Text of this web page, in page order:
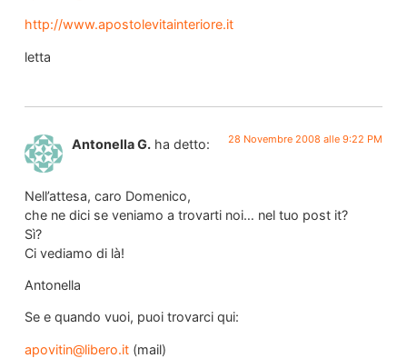
http://www.apostolevitainteriore.it
letta
Antonella G. ha detto: 28 Novembre 2008 alle 9:22 PM
Nell’attesa, caro Domenico,
che ne dici se veniamo a trovarti noi… nel tuo post it?
Sì?
Ci vediamo di là!
Antonella
Se e quando vuoi, puoi trovarci qui:
apovitin@libero.it(mail)